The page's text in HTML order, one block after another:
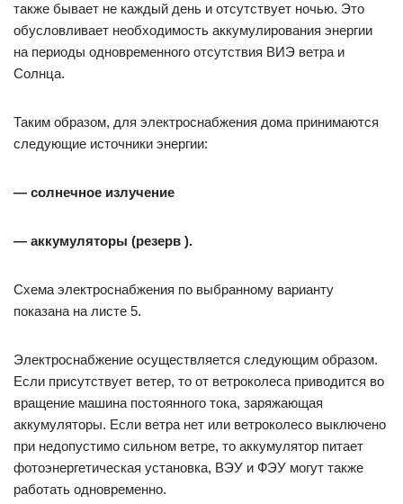
также бывает не каждый день и отсутствует ночью. Это
обусловливает необходимость аккумулирования энергии
на периоды одновременного отсутствия ВИЭ ветра и
Солнца.
Таким образом, для электроснабжения дома принимаются
следующие источники энергии:
— солнечное излучение
— аккумуляторы (резерв ).
Схема электроснабжения по выбранному варианту
показана на листе 5.
Электроснабжение осуществляется следующим образом.
Если присутствует ветер, то от ветроколеса приводится во
вращение машина постоянного тока, заряжающая
аккумуляторы. Если ветра нет или ветроколесо выключено
при недопустимо сильном ветре, то аккумулятор питает
фотоэнергетическая установка, ВЭУ и ФЭУ могут также
работать одновременно.